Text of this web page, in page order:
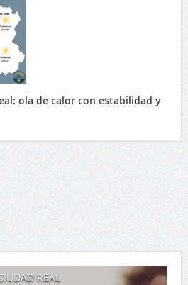
ola de calor con estabilidad y
REAL